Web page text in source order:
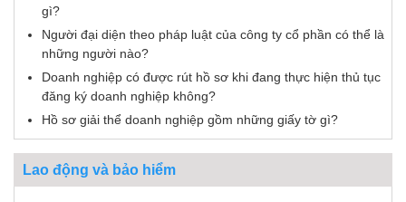
gì?
Người đại diện theo pháp luật của công ty cổ phần có thể là
những người nào?
Doanh nghiệp có được rút hồ sơ khi đang thực hiện thủ tục
đăng ký doanh nghiệp không?
Hồ sơ giải thể doanh nghiệp gồm những giấy tờ gì?
Lao động và bảo hiểm